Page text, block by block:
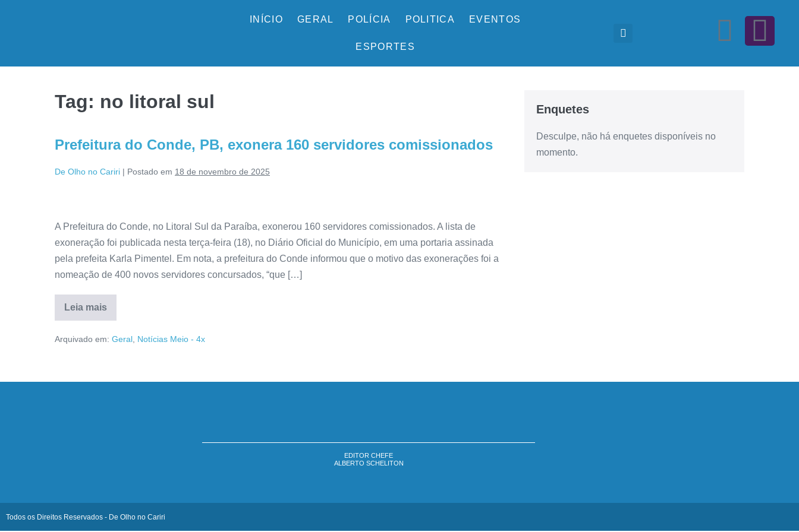
INÍCIO GERAL POLÍCIA POLITICA EVENTOS
ESPORTES
Tag: no litoral sul
Prefeitura do Conde, PB, exonera 160 servidores comissionados
De Olho no Cariri | Postado em 18 de novembro de 2025
A Prefeitura do Conde, no Litoral Sul da Paraíba, exonerou 160 servidores comissionados. A lista de
exoneração foi publicada nesta terça-feira (18), no Diário Oficial do Município, em uma portaria assinada
pela prefeita Karla Pimentel. Em nota, a prefeitura do Conde informou que o motivo das exonerações foi a
nomeação de 400 novos servidores concursados, “que […]
Leia mais
Arquivado em: Geral Notícias Meio - 4x
Enquetes
Desculpe, não há enquetes disponíveis no
momento.
EDITOR CHEFE
ALBERTO SCHELITON
Todos os Direitos Reservados - De Olho no Cariri